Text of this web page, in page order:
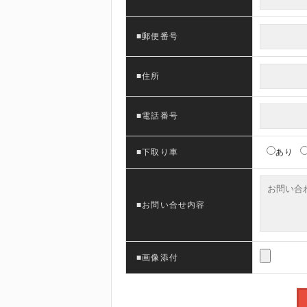
■郵便番号
■住所
■電話番号
■下取り車 あり
■お問い合せ内容
■画像添付